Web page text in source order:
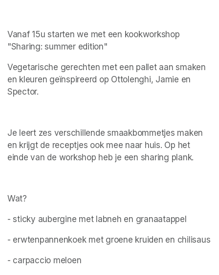
Vanaf 15u starten we met een kookworkshop
"Sharing: summer edition"
Vegetarische gerechten met een pallet aan smaken
en kleuren geïnspireerd op Ottolenghi, Jamie en
Spector.
Je leert zes verschillende smaakbommetjes maken
en krijgt de receptjes ook mee naar huis. Op het
einde van de workshop heb je een sharing plank.
Wat?
- sticky aubergine met labneh en granaatappel
- erwtenpannenkoek met groene kruiden en chilisaus
- carpaccio meloen